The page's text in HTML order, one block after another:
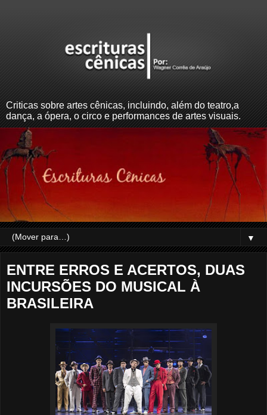
Criticas sobre artes cênicas, incluindo, além do teatro,a
dança, a ópera, o circo e performances de artes visuais.
▼
ENTRE ERROS E ACERTOS, DUAS
INCURSÕES DO MUSICAL À
BRASILEIRA